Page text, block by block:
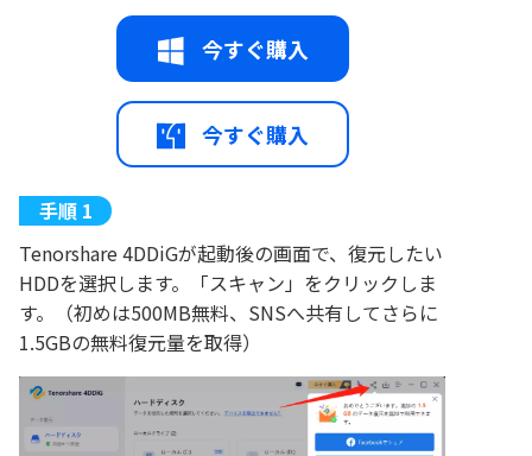
今すぐ購入
今すぐ購入
Tenorshare 4DDiGが起動後の画面で、復元したい
HDDを選択します。「スキャン」をクリックしま
す。（初めは500MB無料、SNSへ共有してさらに
1.5GBの無料復元量を取得）